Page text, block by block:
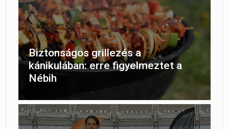
Biztonságos grillezés a
kánikulában: erre figyelmeztet a
Nébih